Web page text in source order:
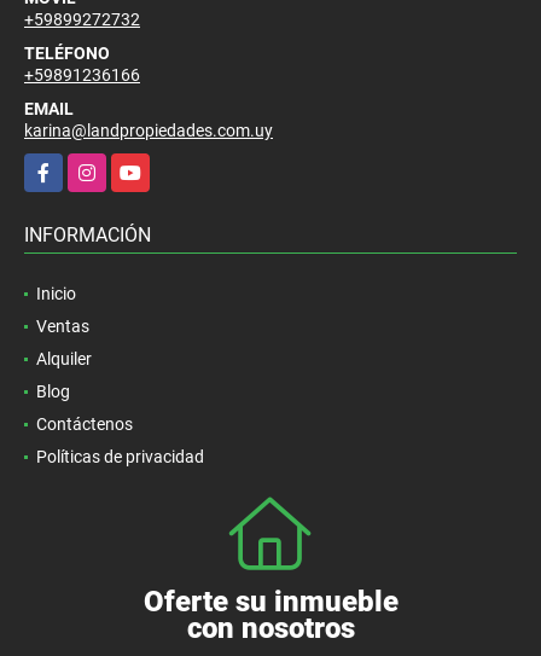
+59899272732
TELÉFONO
+59891236166
EMAIL
karina@landpropiedades.com.uy
FacebookInstagramYouTube
INFORMACIÓN
Inicio
Ventas
Alquiler
Blog
Contáctenos
Políticas de privacidad
Oferte su inmueble
con nosotros